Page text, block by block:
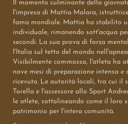
Il momento culminante della
l'impresa di Mattia Malara,
fama mondiale. Mattia ha stabilito
individuale, rimanendo sott'acqua
secondi. La sua prova di forza
l'Italia sul tetto del mondo
Visibilmente commossa, l'atleta ha
nove mesi di preparazione intensa e
ricevuto. Le autorità locali, tra cui il
Torella e l'assessore allo Sport
le atlete, sottolineando come il loro
patrimonio per l'intera comunità.